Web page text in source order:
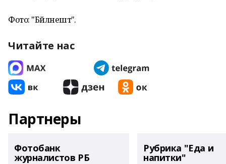
Фото: "Бәйләнештә".
Читайте нас
Партнеры
Фотобанк
журналистов РБ
Рубрика "Еда и
напитки"